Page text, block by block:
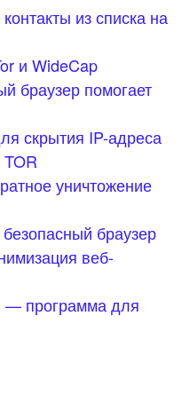
из списка на
и WideCap
браузер помогает
скрытия IP-адреса
уничтожение
браузер
веб-
— программа для